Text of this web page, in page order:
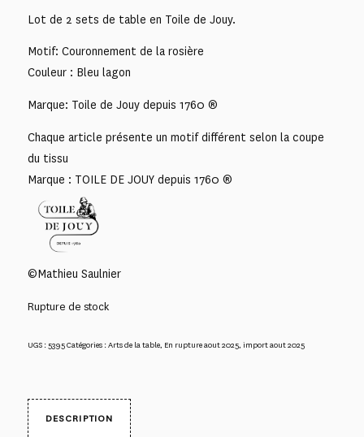
Lot de 2 sets de table en Toile de Jouy.
Motif: Couronnement de la rosière
Couleur : Bleu lagon
Marque: Toile de Jouy depuis 1760 ®
Chaque article présente un motif différent selon la coupe
du tissu
Marque : TOILE DE JOUY depuis 1760 ®
©Mathieu Saulnier
Rupture de stock
UGS : 5395Catégories :Arts de la table, En rupture aout 2025, import aout 2025
DESCRIPTION